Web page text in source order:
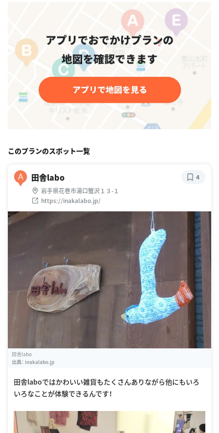
このプランのスポット一覧
A 田舎labo
岩手県花巻市湯口蟹沢１３-１
https://inakalabo.jp/
4
田舎labo
出典： inakalabo.jp
田舎laboではかわいい雑貨もたくさんありながら他にもいろ
いろなことが体験できるんです！